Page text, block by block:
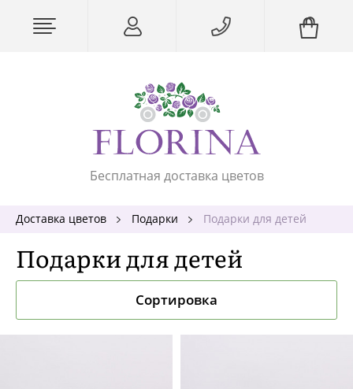
Бесплатная доставка цветов
Доставка цветов Подарки Подарки для детей
Подарки для детей
Сортировка